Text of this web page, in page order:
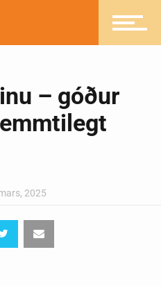
– góður
2025